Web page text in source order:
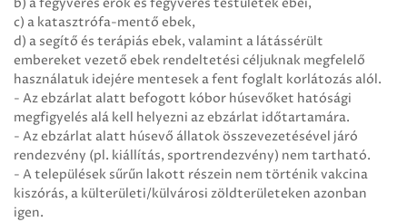
c) a katasztrófa-mentő ebek,
d) a segítő és terápiás ebek, valamint a látássérült
embereket vezető ebek rendeltetési céljuknak megfelelő
használatuk idejére mentesek a fent foglalt korlátozás alól.
- Az ebzárlat alatt befogott kóbor húsevőket hatósági
megfigyelés alá kell helyezni az ebzárlat időtartamára.
- Az ebzárlat alatt húsevő állatok összevezetésével járó
rendezvény (pl. kiállítás, sportrendezvény) nem tartható.
- A települések sűrűn lakott részein nem történik vakcina
kiszórás, a külterületi/külvárosi zöldterületeken azonban
igen.